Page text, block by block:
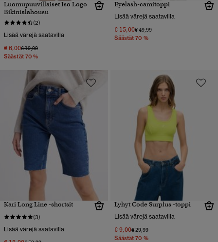
Luomupuuvillaiset Iso Logo
Bikinialahousu
(2)
Lisää värejä saatavilla
€ 6,00Hinta alennettu hinnasta
€ 19,99hintaan
Säästät 70 %
Eyelash-camitoppi
Lisää värejä saatavilla
€ 15,00Hinta alennettu hinnasta
€ 49,99hintaan
Säästät 70 %
Kari Long Line -shortsit
(3)
Lisää värejä saatavilla
Lyhyt Code Surplus -toppi
Lisää värejä saatavilla
€ 9,00Hinta alennettu hinnasta
€ 29,99hintaan
Säästät 70 %